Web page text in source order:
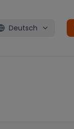
Deutsch